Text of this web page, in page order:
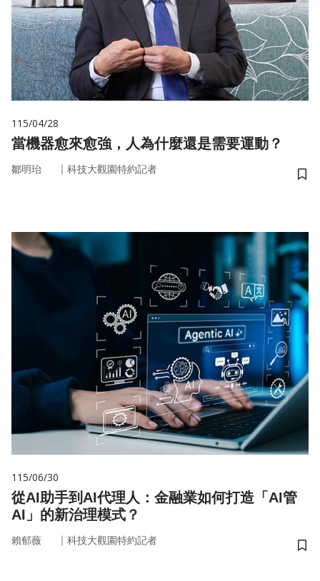
115/04/28
當機器愈來愈強，人為什麼還是需要運動？
鄒明珆 ｜ 科技大觀園特約記者
儲
115/06/30
從AI助手到AI代理人：金融業如何打造「AI管
AI」的新治理模式？
賴郁薇 ｜ 科技大觀園特約記者
儲